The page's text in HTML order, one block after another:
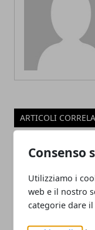
Consenso
Utilizziamo i
web e il nostro
categorie dare
ARTICOLI